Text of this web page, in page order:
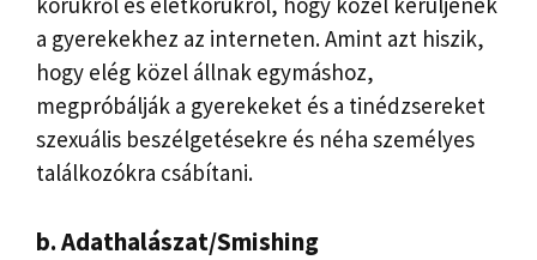
a gyerekekhez az interneten. Amint azt hiszik,
hogy elég közel állnak egymáshoz,
megpróbálják a gyerekeket és a tinédzsereket
szexuális beszélgetésekre és néha személyes
találkozókra csábítani.
b. Adathalászat/Smishing